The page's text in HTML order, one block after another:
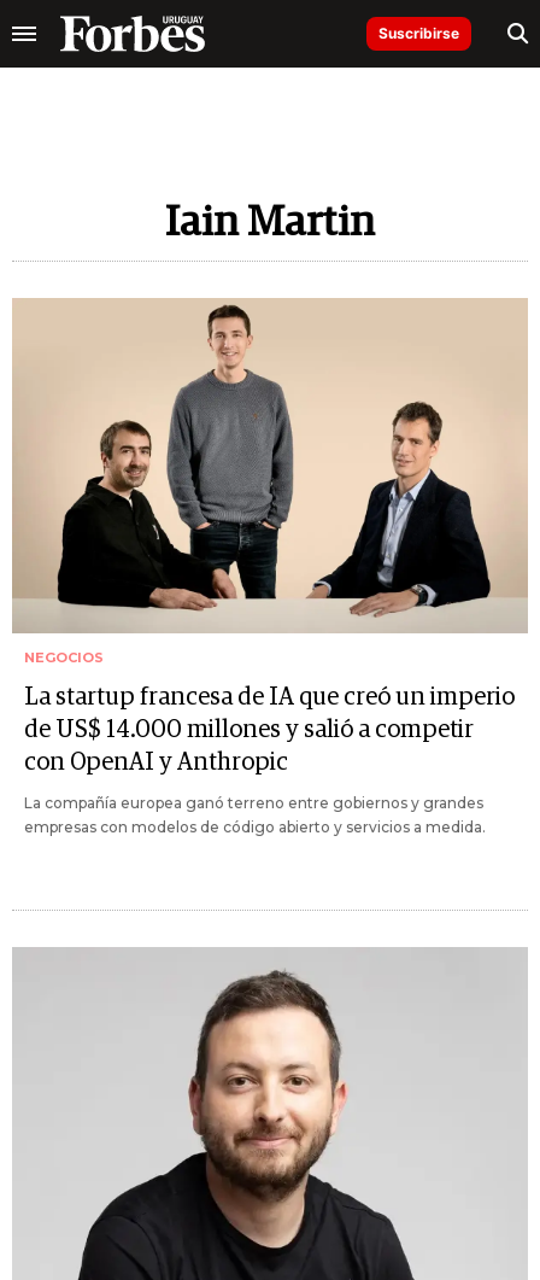
Suscribirse
Iain Martin
NEGOCIOS
La startup francesa de IA que creó un imperio
de US$ 14.000 millones y salió a competir
con OpenAI y Anthropic
La compañía europea ganó terreno entre gobiernos y grandes
empresas con modelos de código abierto y servicios a medida.